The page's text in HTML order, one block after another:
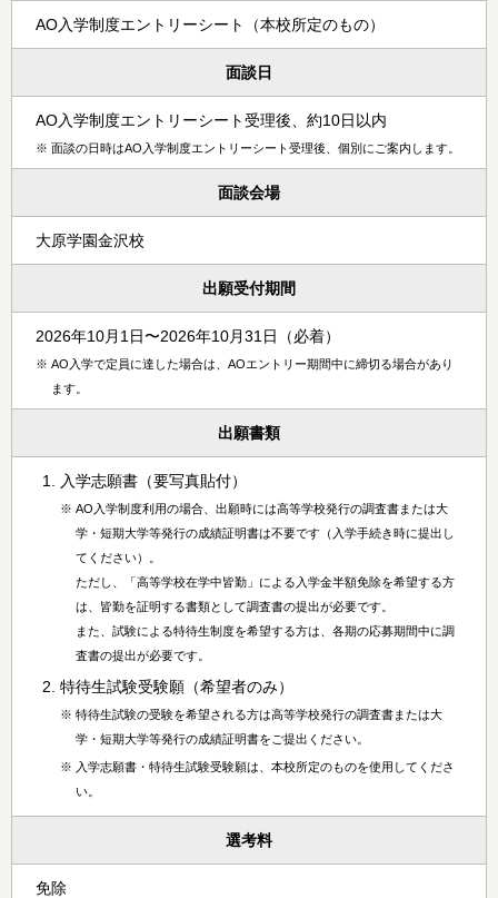
AO入学制度エントリーシート（本校所定のもの）
面談日
AO入学制度エントリーシート受理後、約10日以内
※ 面談の日時はAO入学制度エントリーシート受理後、個別にご案内します。
面談会場
大原学園金沢校
出願受付期間
2026年10月1日〜2026年10月31日（必着）
※ AO入学で定員に達した場合は、AOエントリー期間中に締切る場合があり
ます。
出願書類
入学志願書（要写真貼付）
※ AO入学制度利用の場合、出願時には高等学校発行の調査書または大
学・短期大学等発行の成績証明書は不要です（入学手続き時に提出し
てください）。
ただし、「高等学校在学中皆勤」による入学金半額免除を希望する方
は、皆勤を証明する書類として調査書の提出が必要です。
また、試験による特待生制度を希望する方は、各期の応募期間中に調
査書の提出が必要です。
特待生試験受験願（希望者のみ）
※ 特待生試験の受験を希望される方は高等学校発行の調査書または大
学・短期大学等発行の成績証明書をご提出ください。
※ 入学志願書・特待生試験受験願は、本校所定のものを使用してくださ
い。
選考料
免除